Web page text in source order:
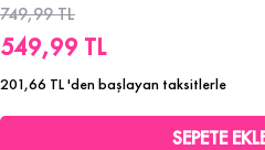
749,99 TL
549,99 TL
201,66 TL'den başlayan taksitlerle